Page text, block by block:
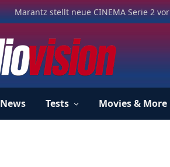
Marantz stellt neue CINEMA Serie 2 vor
News Tests Movies & More